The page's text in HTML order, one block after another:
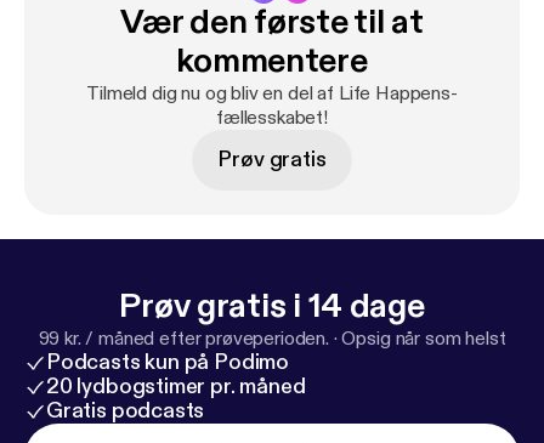
Vær den første til at
kommentere
Tilmeld dig nu og bliv en del af Life Happens-
fællesskabet!
Prøv gratis
Prøv gratis i 14 dage
99 kr. / måned efter prøveperioden. ·Opsig når som helst
Podcasts kun på Podimo
20 lydbogstimer pr. måned
Gratis podcasts